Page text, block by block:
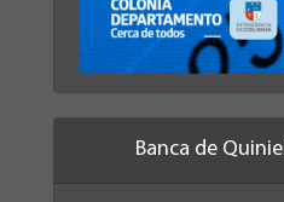
Banca de